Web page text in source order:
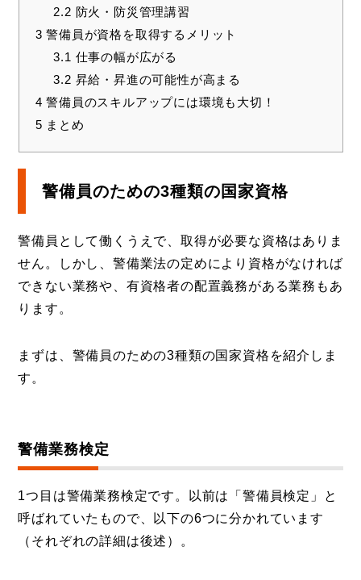
2.2 防火・防災管理講習
3 警備員が資格を取得するメリット
3.1 仕事の幅が広がる
3.2 昇給・昇進の可能性が高まる
4 警備員のスキルアップには環境も大切！
5 まとめ
警備員のための3種類の国家資格
警備員として働くうえで、取得が必要な資格はありま
せん。しかし、警備業法の定めにより資格がなければ
できない業務や、有資格者の配置義務がある業務もあ
ります。
まずは、警備員のための3種類の国家資格を紹介しま
す。
警備業務検定
1つ目は警備業務検定です。以前は「警備員検定」と
呼ばれていたもので、以下の6つに分かれています
（それぞれの詳細は後述）。